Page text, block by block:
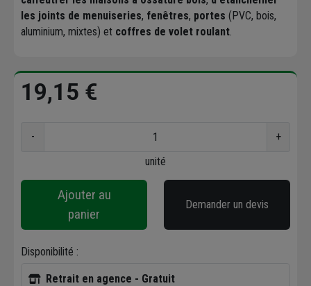
les joints de menuiseries, fenêtres, portes (PVC, bois,
aluminium, mixtes) et coffres de volet roulant
19,15 €
-
+
unité
Ajouter au
panier
Demander un devis
Disponibilité :
Retrait en agence - Gratuit